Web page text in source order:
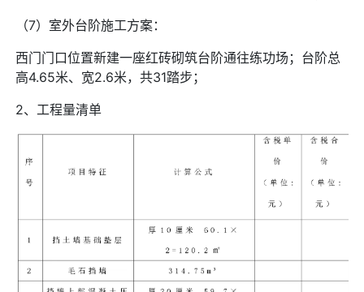
（7）室外台阶施工方案：
西门门口位置新建一座红砖砌筑台阶通往练功场；台阶总
高4.65米、宽2.6米，共31踏步；
2、工程量清单